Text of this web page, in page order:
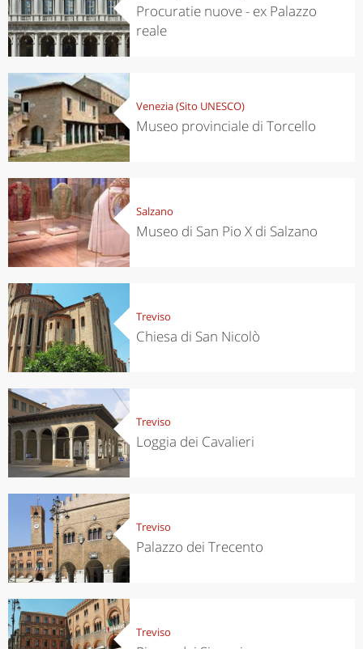
Procuratie nuove - ex Palazzo
reale
Venezia (Sito UNESCO)
Museo provinciale di Torcello
Salzano
Museo di San Pio X di Salzano
Treviso
Chiesa di San Nicolò
Treviso
Loggia dei Cavalieri
Treviso
Palazzo dei Trecento
Treviso